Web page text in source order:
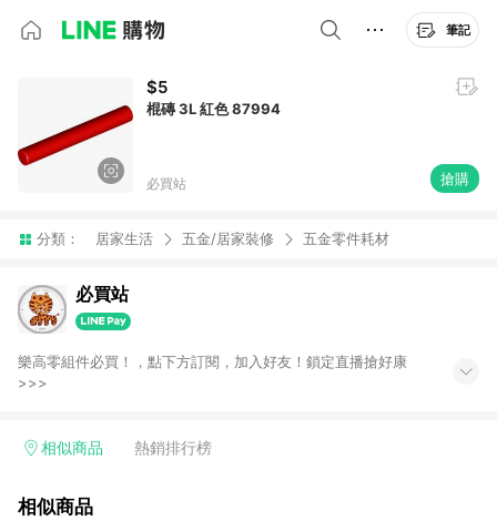
筆記
$5
棍磚 3L 紅色 87994
必買站 搶購
分類： 居家生活 五金/居家裝修 五金零件耗材
必買站
樂高零組件必買！，點下方訂閱，加入好友！鎖定直播搶好康
>>>
相似商品 熱銷排行榜
相似商品